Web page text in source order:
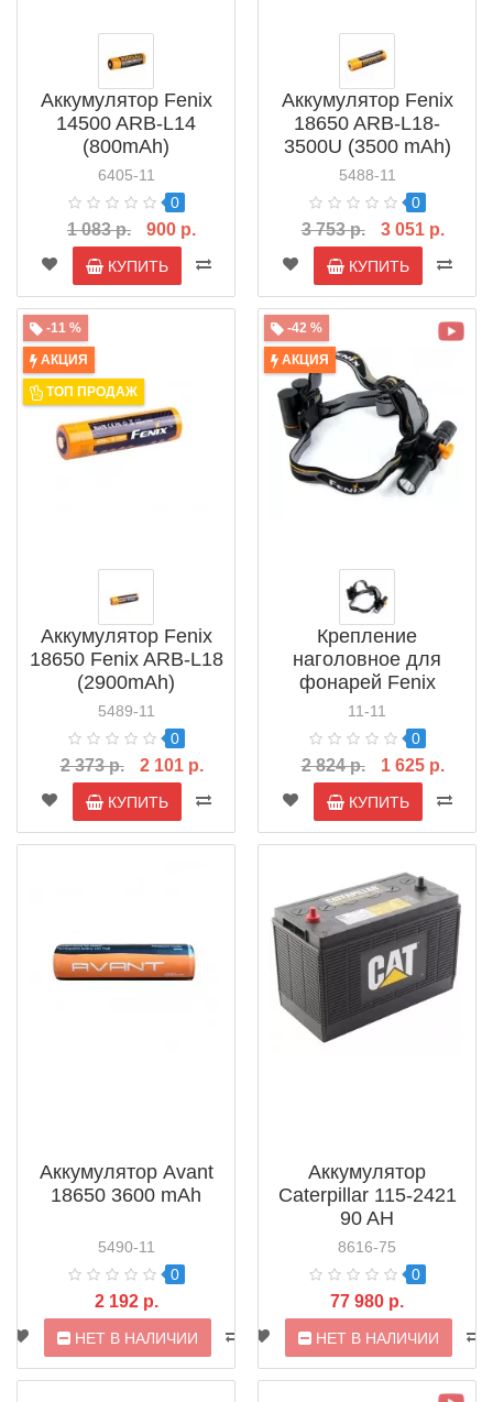
Аккумулятор Fenix
14500 ARB-L14
(800mAh)
6405-11
0
1 083 р. 900 р.
КУПИТЬ
Аккумулятор Fenix
18650 ARB-L18-
3500U (3500 mAh)
5488-11
0
3 753 р. 3 051 р.
КУПИТЬ
-11 %
АКЦИЯ
ТОП ПРОДАЖ
Аккумулятор Fenix
18650 Fenix ARB-L18
(2900mAh)
5489-11
0
2 373 р. 2 101 р.
КУПИТЬ
-42 %
АКЦИЯ
Крепление
наголовное для
фонарей Fenix
HeadFen
11-11
0
2 824 р. 1 625 р.
КУПИТЬ
Аккумулятор Avant
18650 3600 mAh
5490-11
0
2 192 р.
НЕТ В НАЛИЧИИ
Аккумулятор
Caterpillar 115-2421
90 AH
8616-75
0
77 980 р.
НЕТ В НАЛИЧИИ